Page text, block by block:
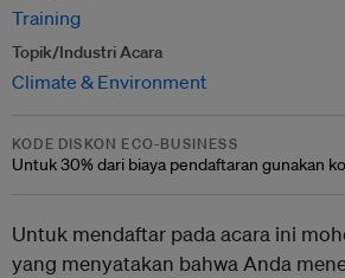
Training
Topik/Industri Acara
Climate & Environment
KODE DISKON ECO-BUSINESS
Untuk30% dari biaya pendaftaran gunakan
Untuk mendaftar pada acara ini
yang menyatakan bahwa Anda